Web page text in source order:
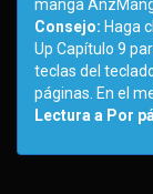
manga
Consejo: Haga
Up Capítulo 9
teclas del
páginas. En el
Lectura a Por